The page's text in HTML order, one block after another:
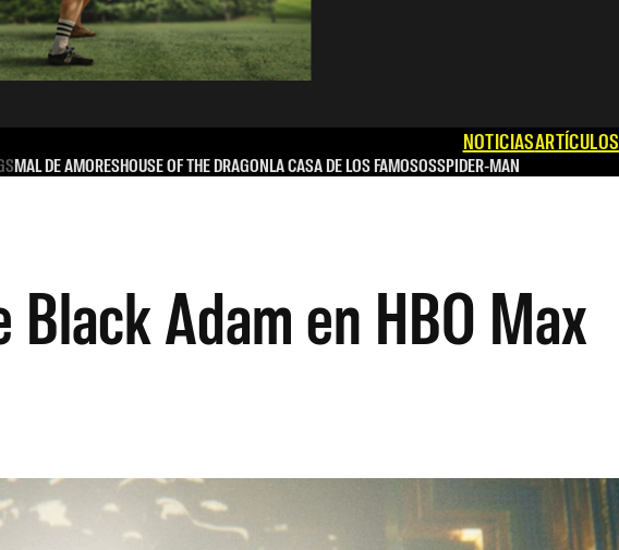
NOTICIASARTÍCULOS
MAL DE AMORESHOUSE OF THE DRAGONLA CASA DE LOS FAMOSOSSPIDER-MAN
Adam en HBO Max